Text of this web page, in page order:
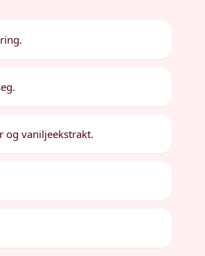
og vaniljeekstrakt.